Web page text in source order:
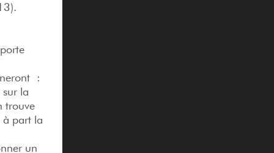
:
sur la
trouve
à part la
un